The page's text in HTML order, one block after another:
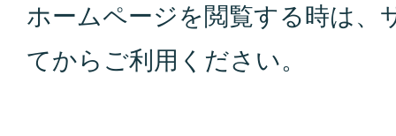
ホームページを閲覧する時は、
てからご利用ください。